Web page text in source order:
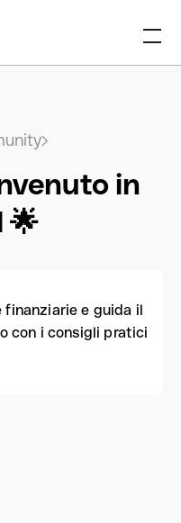
in
🌟
finanziarie e guida il
con i consigli pratici